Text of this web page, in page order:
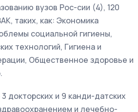
вузов Рос-сии (4), 120
таких, как: Экономика
социальной гигиены,
технологий, Гигиена и
Общественное здоровье и
докторских и 9 канди-датских
и лечебно-